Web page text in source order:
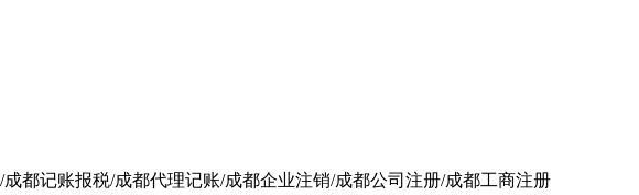
都记账报税/成都代理记账/成都企业注销/成都公司注册/成都工商注册